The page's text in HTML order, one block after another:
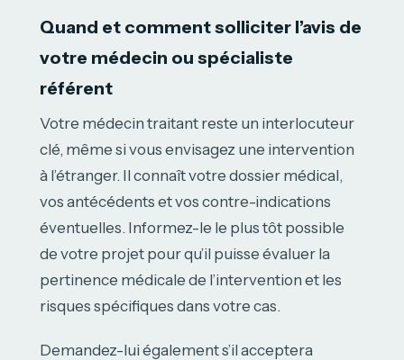
Quand et comment solliciter l’avis de
votre médecin ou spécialiste
référent
Votre médecin traitant reste un interlocuteur
clé, même si vous envisagez une intervention
à l’étranger. Il connaît votre dossier médical,
vos antécédents et vos contre-indications
éventuelles. Informez-le le plus tôt possible
de votre projet pour qu’il puisse évaluer la
pertinence médicale de l’intervention et les
risques spécifiques dans votre cas.
Demandez-lui également s’il acceptera